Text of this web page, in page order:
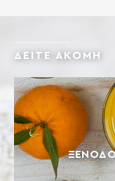
ΔΕΙΤΕ ΑΚΟΜΗ